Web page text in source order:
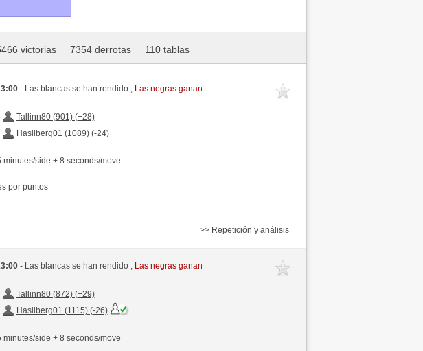
victorias 7354 derrotas 110 tablas
- Las blancas se han rendido , Las negras ganan
Tallinn80 (901) (+28)
Hasliberg01 (1089) (-24)
minutes/side + 8 seconds/move
por puntos
>> Repetición y análisis
- Las blancas se han rendido , Las negras ganan
Tallinn80 (872) (+29)
Hasliberg01 (1115) (-26)
minutes/side + 8 seconds/move